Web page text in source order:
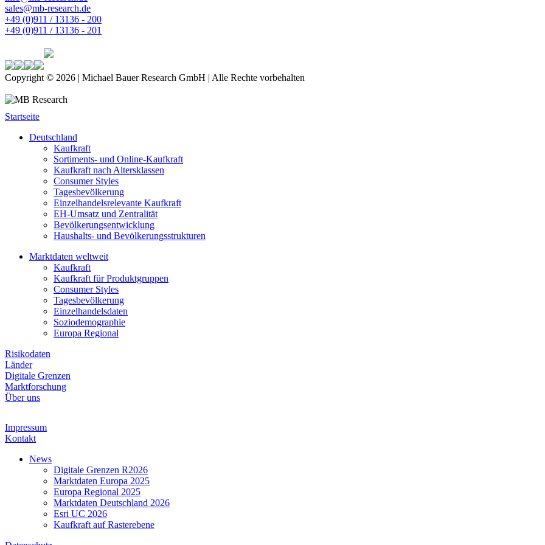
sales@mb-research.de
+49 (0)911 / 13136 - 200
+49 (0)911 / 13136 - 201
Copyright © 2026 | Michael Bauer Research GmbH | Alle Rechte vorbehalten
Startseite
Deutschland
Kaufkraft
Sortiments- und Online-Kaufkraft
Kaufkraft nach Altersklassen
Consumer Styles
Tagesbevölkerung
Einzelhandelsrelevante Kaufkraft
EH-Umsatz und Zentralität
Bevölkerungsentwicklung
Haushalts- und Bevölkerungsstrukturen
Marktdaten weltweit
Kaufkraft
Kaufkraft für Produktgruppen
Consumer Styles
Tagesbevölkerung
Einzelhandelsdaten
Soziodemographie
Europa Regional
Risikodaten
Länder
Digitale Grenzen
Marktforschung
Über uns
Impressum
Kontakt
News
Digitale Grenzen R2026
Marktdaten Europa 2025
Europa Regional 2025
Marktdaten Deutschland 2026
Esri UC 2026
Kaufkraft auf Rasterebene